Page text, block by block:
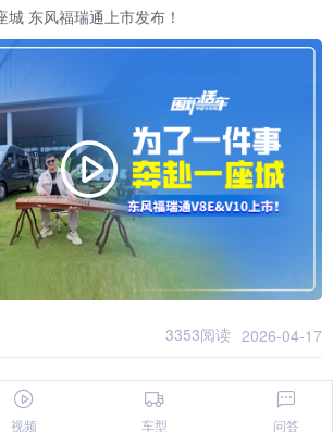
东风福瑞通上市发布！
3353阅读 2026-04-17
视频 车型 问答